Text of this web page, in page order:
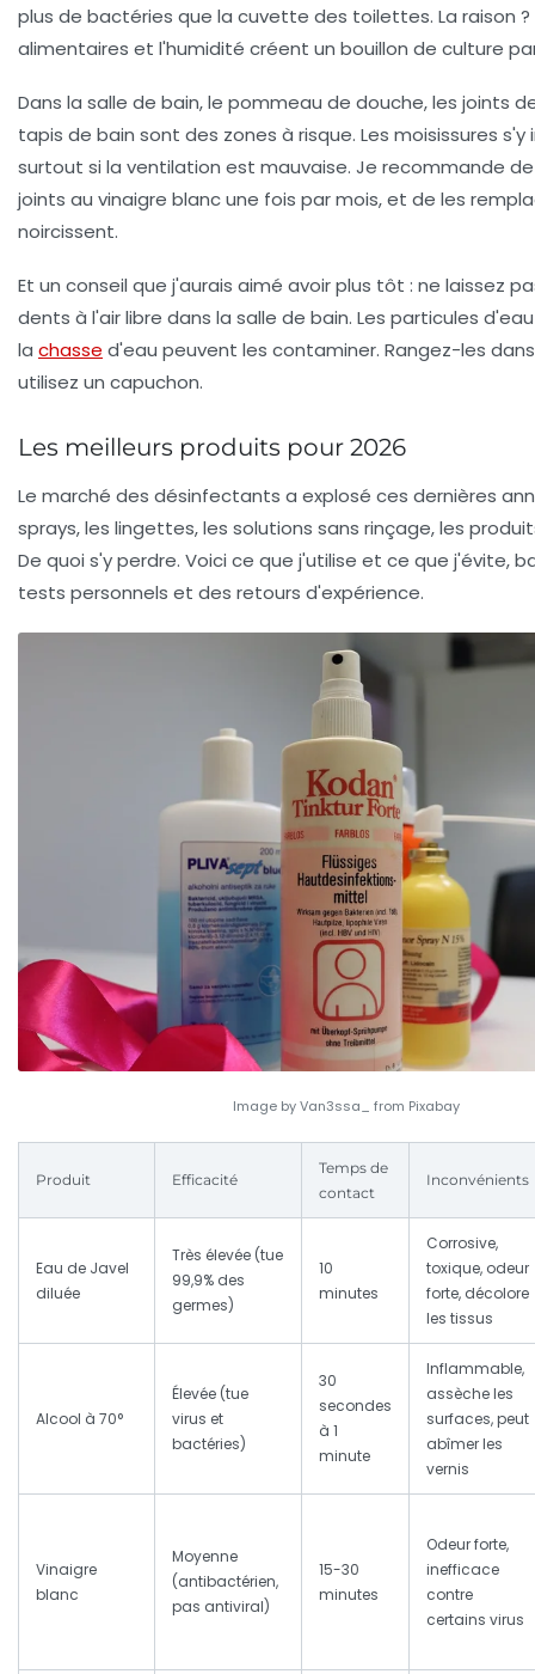
plus de bactéries que la cuvette des toilettes. La raison
alimentaires et l'humidité créent un bouillon de culture
Dans la salle de bain, le pommeau de douche, les joints
tapis de bain sont des zones à risque. Les moisissures
surtout si la ventilation est mauvaise. Je recommande
joints au vinaigre blanc une fois par mois, et de les
noircissent.
Et un conseil que j'aurais aimé avoir plus tôt : ne laissez
dents à l'air libre dans la salle de bain. Les particules
la chasse d'eau peuvent les contaminer. Rangez-les
utilisez un capuchon.
Les meilleurs produits pour 2026
Le marché des désinfectants a explosé ces dernières
sprays, les lingettes, les solutions sans rinçage, les
De quoi s'y perdre. Voici ce que j'utilise et ce que j'évite,
tests personnels et des retours d'expérience.
Image by Van3ssa_ from Pixabay
Produit Efficacité
Temps de
contact
Inconvénients
Eau de Javel
diluée
Très élevée (tue
99,9% des
germes)
10
minutes
Corrosive,
toxique, odeur
forte, décolore
les tissus
Alcool à 70°
Élevée (tue
virus et
bactéries)
30
secondes
à 1
minute
Inflammable,
assèche les
surfaces, peut
abîmer les
vernis
Vinaigre
blanc
Moyenne
(antibactérien,
pas antiviral)
15-30
minutes
Odeur forte,
inefficace
contre
certains virus